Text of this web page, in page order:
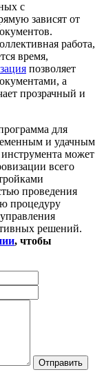
с
зависят от
работа,
время,
позволяет
а
прозрачный и
для
и удачным
может
всего
проведения
процедуру
решений.
, чтобы